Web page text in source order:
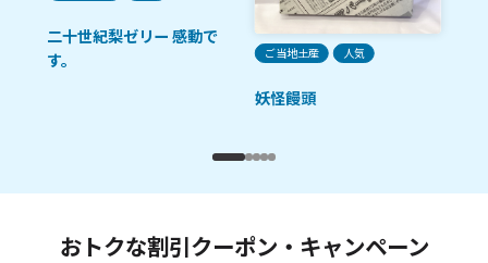
二十世紀梨ゼリー 感動で
す。
ご当地土産 人気
妖怪饅頭
おトクな割引クーポン・キャンペーン